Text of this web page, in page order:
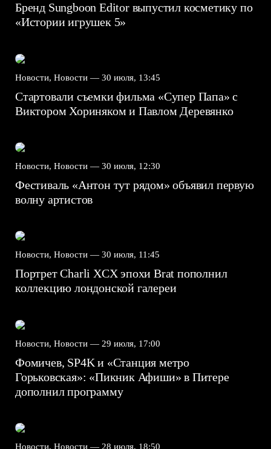
Бренд Sungboon Editor выпустил косметику по
«Истории игрушек 5»
Новости, Новости — 30 июля, 13:45
Стартовали съемки фильма «Супер Папа» с
Виктором Хориняком и Павлом Деревянко
Новости, Новости — 30 июля, 12:30
Фестиваль «Антон тут рядом» объявил первую
волну артистов
Новости, Новости — 30 июля, 11:45
Портрет Charli XCX эпохи Brat пополнил
коллекцию лондонской галереи
Новости, Новости — 29 июля, 17:00
Фомичев, SP4K и «Станция метро
Горьковская»: «Пикник Афиши» в Питере
дополнил программу
Новости, Новости — 28 июля, 18:50